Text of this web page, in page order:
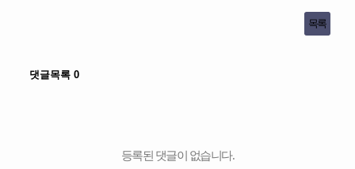
목록
댓글목록0
등록된 댓글이 없습니다.